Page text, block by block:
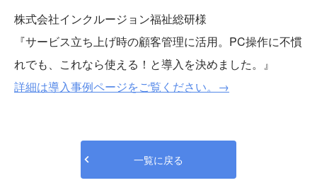
株式会社インクルージョン福祉総研様
『サービス立ち上げ時の顧客管理に活用。PC操作に不慣
れでも、これなら使える！と導入を決めました。』
詳細は導入事例ページをご覧ください。→
一覧に戻る